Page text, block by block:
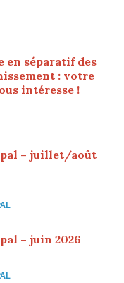
en séparatif des
: votre
intéresse !
– juillet/août
– juin 2026